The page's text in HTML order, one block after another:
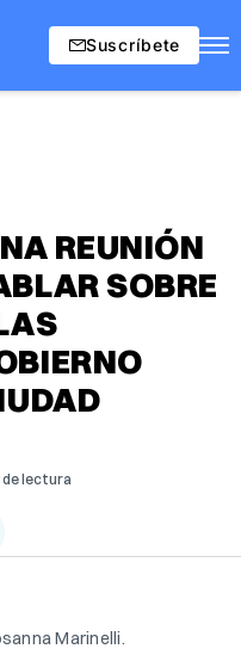
Suscríbete
REUNIÓN
SOBRE
lectura
Marinelli.